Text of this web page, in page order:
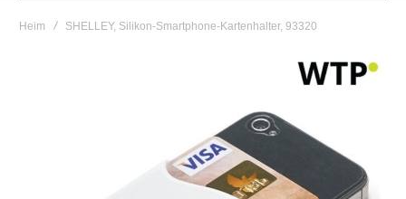
Heim SHELLEY, Silikon-Smartphone-Kartenhalter, 93320